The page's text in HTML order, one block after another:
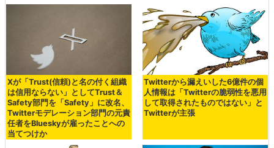
Xが「Trust(信頼)と名の付く組織
は信用ならない」としてTrust＆
Safety部門を「Safety」に改名、
Twitterモデレーション部門の元責
任者をBlueskyが雇ったことへの
当てつけか
Twitterから漏えいした6億件の個
人情報は「Twitterの脆弱性を悪用
して取得されたものではない」と
Twitterが主張